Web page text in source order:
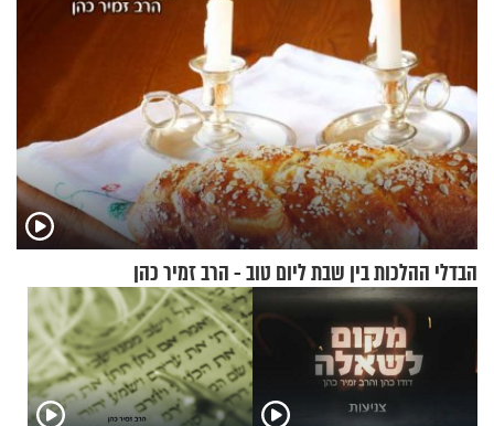
הבדלי ההלכות בין שבת ליום טוב - הרב זמיר כהן